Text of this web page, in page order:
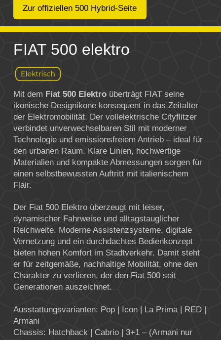
Zur offiziellen 500 Hybrid-Seite
FIAT 500 elektro
Mit dem Fiat 500 Elektroüberträgt FIATseine
ikonische Designikone konsequent in das Zeitalter
der Elektromobilität. Der vollelektrische Cityflitzer
verbindet unverwechselbaren Stil mit moderner
Technologie und emissionsfreiem Antrieb – ideal für
den urbanen Raum. Klare Linien, hochwertige
Materialien und kompakte Abmessungen sorgen für
einen selbstbewussten Auftritt mit italienischem
Flair.
Der Fiat 500 Elektro überzeugt mit leiser,
dynamischer Fahrweise und alltagstauglicher
Reichweite. Moderne Assistenzsysteme, digitale
Vernetzung und ein durchdachtes Bedienkonzept
bieten hohen Komfort im Stadtverkehr. Damit steht
er für zeitgemäße, nachhaltige Mobilität, ohne den
Charakter zu verlieren, der den Fiat 500 seit
Generationen auszeichnet.
Ausstattungsvarianten: Pop | Icon | La Prima | RED |
Armani
Chassis: Hatchback | Cabrio | 3+1 – (Armani nur